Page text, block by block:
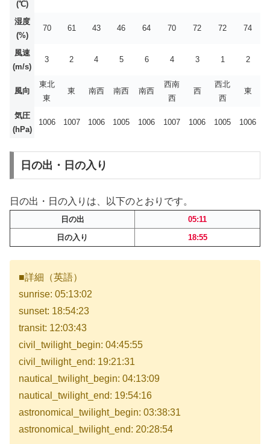
(℃)
湿度
(%)
70 61 43 46 64 70 72 72 74
風速
(m/s)
3 2 4 5 6 4 3 1 2
風向
東北
東
東 南西 南西 南西
西南
西
西
西北
西
東
気圧
(hPa)
1006 1007 1006 1005 1006 1007 1006 1005 1006
日の出・日の入り
日の出・日の入りは、以下のとおりです。
日の出
05:11
日の入り
18:55
■詳細（英語）
sunrise: 05:13:02
sunset: 18:54:23
transit: 12:03:43
civil_twilight_begin: 04:45:55
civil_twilight_end: 19:21:31
nautical_twilight_begin: 04:13:09
nautical_twilight_end: 19:54:16
astronomical_twilight_begin: 03:38:31
astronomical_twilight_end: 20:28:54